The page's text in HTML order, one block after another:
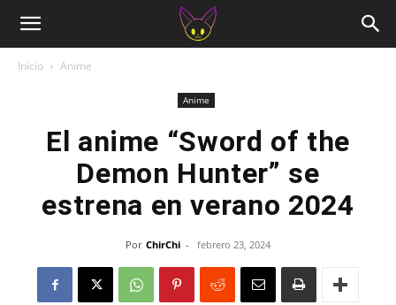
Inicio Anime
Anime
El anime “Sword of the
Demon Hunter” se
estrena en verano 2024
Por ChirChi - febrero 23, 2024